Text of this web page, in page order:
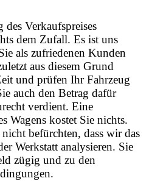
Verkaufspreises
dem Zufall. Es ist uns
als zufriedenen Kunden
aus diesem Grund
und prüfen Ihr Fahrzeug
auch den Betrag dafür
verdient. Eine
Wagens kostet Sie nichts.
befürchten, dass wir das
Werkstatt analysieren. Sie
zügig und zu den